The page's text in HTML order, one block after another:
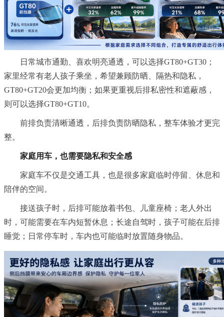
日常城市通勤、喜欢明亮通透，可以选择GT80+GT30；
家里经常有老人孩子乘坐，希望兼顾防晒、隔热和隐私，
GT80+GT20会更加均衡；如果更重视后排私密性和遮蔽感，
则可以选择GT80+GT10。
前排负责清晰通透，后排负责防晒隐私，整车体验才更完
整。
家庭用车，也需要隐私和安全感
家庭车不仅是交通工具，也是很多家庭临时停留、休息和
陪伴的空间。
接送孩子时，后排可能放着书包、儿童座椅；老人外出
时，可能需要在车内短暂休息；长途自驾时，孩子可能在后排
睡觉；日常停车时，车内也可能临时放置随身物品。